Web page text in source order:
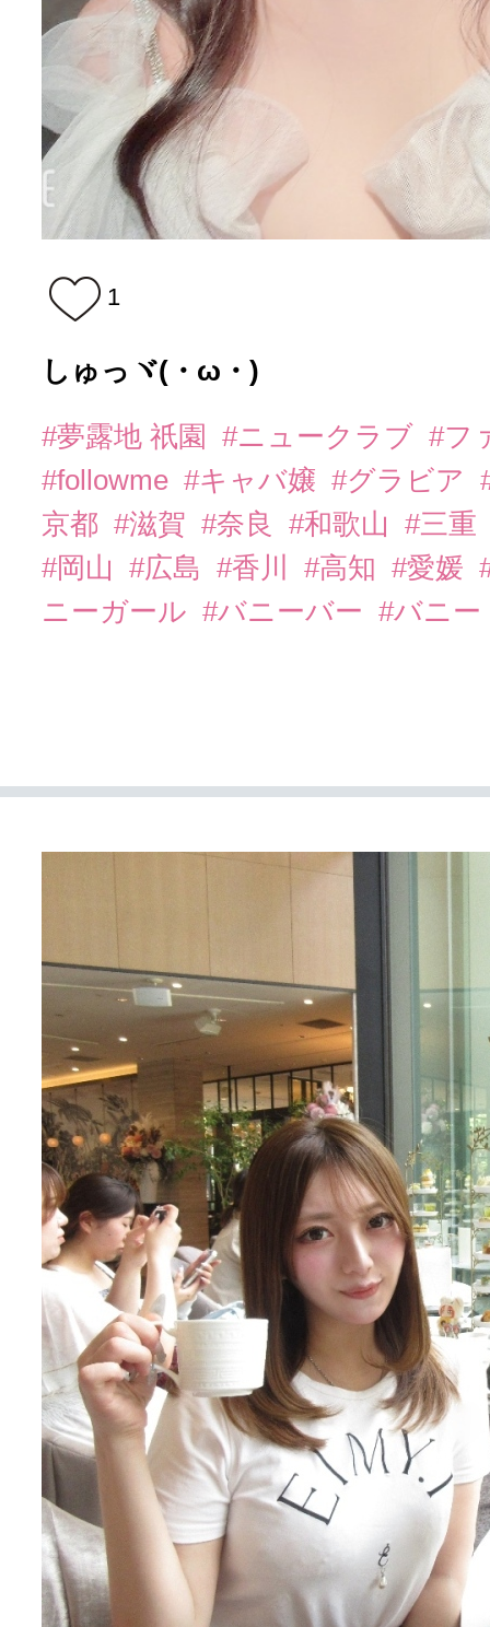
1
しゅっヾ(・ω・)ゞ
#夢露地 祇園 #ニュークラブ #フ
#followme #キャバ嬢 #グラビア
京都 #滋賀 #奈良 #和歌山
#三重
#岡山
#広島 #香川 #高知 #愛媛
ニーガール #バニーバー #バニー